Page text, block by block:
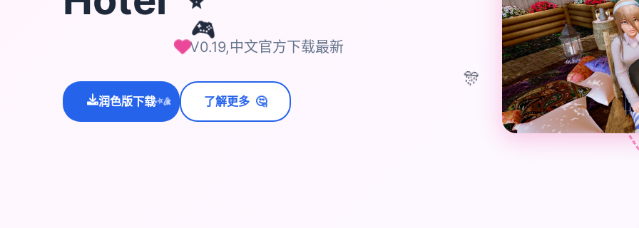
🎮
V0.19,中文官方下载最新
润色版下载
✨⭐💫 了解更多 🤔
🎊